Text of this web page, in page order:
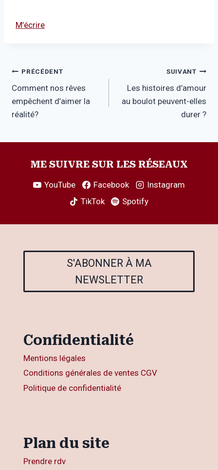
M’écrire
Navigation
de
l’article
PRÉCÉDENT
Comment nos rêves
empêchent d’aimer la
réalité?
SUIVANT
Les histoires d’amour
au boulot peuvent-elles
durer ?
ME SUIVRE SUR LES RÉSEAUX
YouTube Facebook
Instagram
TikTok
Spotify
S'ABONNER À MA
NEWSLETTER
Confidentialité
Mentions légales
Conditions générales de ventes CGV
Politique de confidentialité
Plan du site
Prendre rdv